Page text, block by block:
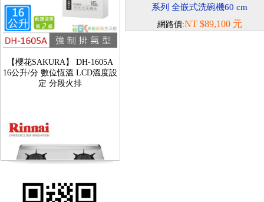
【櫻花SAKURA】 DH-1605A
16公升/分 數位恆溫 LCD溫度設
定 分段火排
系列 全嵌式洗碗機60 cm
網路價:NT $89,100 元